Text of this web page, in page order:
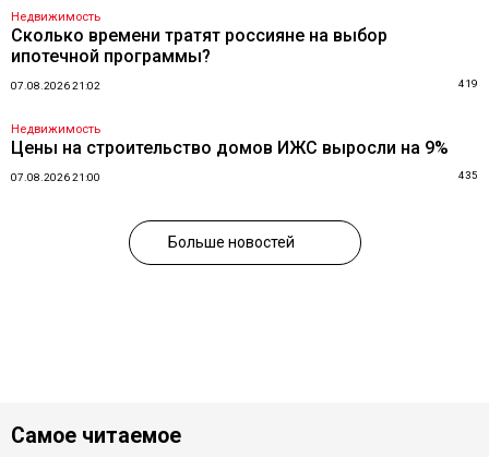
Недвижимость
Сколько времени тратят россияне на выбор
ипотечной программы?
07.08.2026 21:02 419
Недвижимость
Цены на строительство домов ИЖС выросли на 9%
07.08.2026 21:00 435
Больше новостей
Самое читаемое